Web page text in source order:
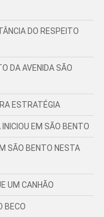
DO RESPEITO
DA AVENIDA SÃO
ESTRATÉGIA
EM SÃO BENTO
SÃO BENTO NESTA
UM CANHÃO
BECO